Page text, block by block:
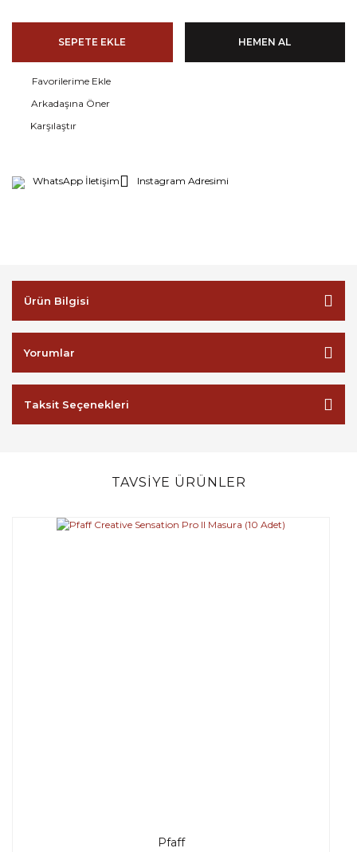
SEPETE EKLE HEMEN AL
Arkadaşına Öner
Karşılaştır
WhatsApp İletişim Instagram Adresimi
Ürün Bilgisi
Yorumlar
Taksit Seçenekleri
TAVSİYE ÜRÜNLER
Pfaff